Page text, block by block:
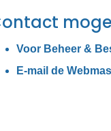
Voor Beheer &
E-mail de